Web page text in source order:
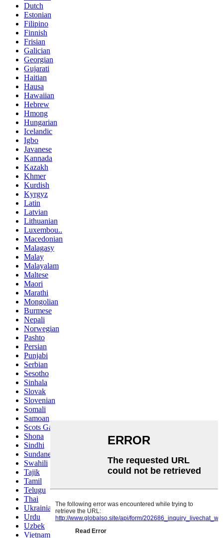
Dutch
Estonian
Filipino
Finnish
Frisian
Galician
Georgian
Gujarati
Haitian
Hausa
Hawaiian
Hebrew
Hmong
Hungarian
Icelandic
Igbo
Javanese
Kannada
Kazakh
Khmer
Kurdish
Kyrgyz
Latin
Latvian
Lithuanian
Luxembou..
Macedonian
Malagasy
Malay
Malayalam
Maltese
Maori
Marathi
Mongolian
Burmese
Nepali
Norwegian
Pashto
Persian
Punjabi
Serbian
Sesotho
Sinhala
Slovak
Slovenian
Somali
Samoan
Scots Gaelic
Shona
Sindhi
Sundanese
Swahili
Tajik
Tamil
Telugu
Thai
Ukrainian
Urdu
Uzbek
Vietnamese